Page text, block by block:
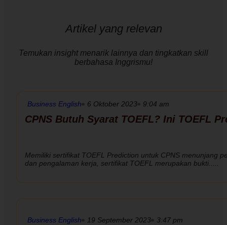
Artikel yang relevan
Temukan insight menarik lainnya dan tingkatkan skill
berbahasa Inggrismu!
Business English 6 Oktober 2023 9:04 am
CPNS Butuh Syarat TOEFL? Ini TOEFL
Memiliki sertifikat TOEFL Prediction untuk CPNS menunjang
dan pengalaman kerja, sertifikat TOEFL merupakan bukti.....
Business English 19 September 2023 3:47 pm